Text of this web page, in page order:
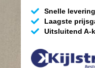
Snelle levering
Laagste
Uitsluitend A-